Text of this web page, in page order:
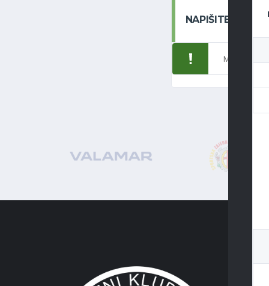
NAPIŠITE
Morate biti